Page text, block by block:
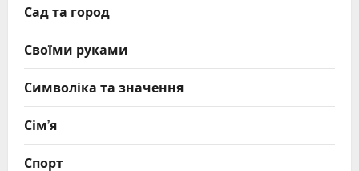
Сад та город
Своїми руками
Символіка та значення
Сім’я
Спорт